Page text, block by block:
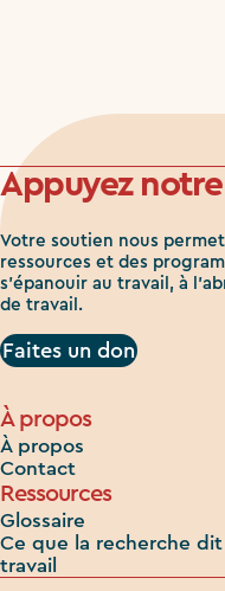
Appuyez notre
Votre soutien nous
ressources et des
s'épanouir au travail, à
de travail.
Faites un don
À propos
À propos
Contact
Ressources
Glossaire
Ce que la recherche
travail